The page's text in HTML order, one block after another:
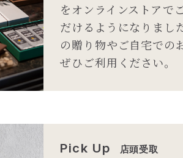
をオンラインストアで
だけるようになりまし
の贈り物やご自宅での
ぜひご利用ください。
Pick Up 店頭受取